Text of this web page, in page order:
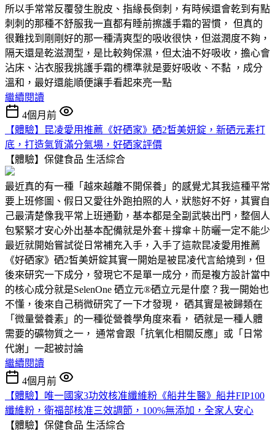
所以手常常反覆發生脫皮、指緣長倒刺，有時候還會乾到有點
刺刺的那種不舒服我一直都有睡前擦護手霜的習慣， 但真的
很難找到剛剛好的那一種清爽型的吸收很快，但滋潤度不夠，
隔天還是乾滋潤型，是比較夠保濕，但太油不好吸收，擔心會
沾床、沾衣服我挑護手霜的標準就是要好吸收、不黏 ，成分
溫和，最好還能順便讓手看起來亮一點
繼續閱讀
4個月前
【體驗】昆凌愛用推薦《好硒家》硒2皙美妍錠，新硒元素打
底，打造氣質滿分氣場，好硒家評價
【體驗】保健食品 生活綜合
最近真的有一種「越來越離不開保養」的感覺尤其我這種平常
要上班修圖、假日又愛往外跑拍照的人，狀態好不好，其實自
己最清楚像我平常上班通勤，基本都是全副武裝出門，整個人
包緊緊才安心外出基本配備就是外套＋撐傘＋防曬一定不能少
最近就開始嘗試從日常補充入手，入手了這款昆凌愛用推薦
《好硒家》硒2皙美妍錠其實一開始是被昆凌代言給燒到，但
後來研究一下成分，發現它不是單一成分，而是複方設計當中
的核心成分就是SelenOne 硒立元®硒立元是什麼？我一開始也
不懂，後來自己稍微研究了一下才發現， 硒其實是被歸類在
「微量營養素」的一種從營養學角度來看， 硒就是一種人體
需要的礦物質之一， 通常會跟「抗氧化相關反應」或「日常
代謝」一起被討論
繼續閱讀
4個月前
【體驗】唯一國家3功效核准纖維粉《船井生醫》船井FIP100
纖維粉，衛福部核准三效調節，100%無添加，全家人安心
【體驗】保健食品 生活綜合